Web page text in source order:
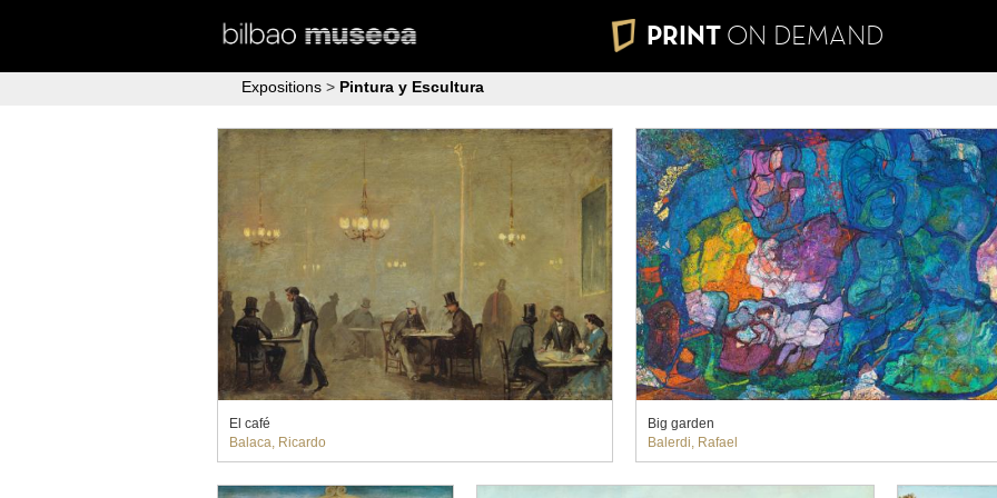
PRINT ON DEMAND
Expositions > Pintura y Escultura
El café
Balaca, Ricardo
Big garden
Balerdi, Rafael